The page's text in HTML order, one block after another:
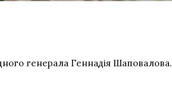
генерала Геннадія Шаповалова.